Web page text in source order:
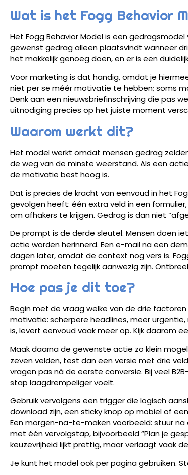
Wat is het Fogg Behavior
Het Fogg Behavior Model is een
gewenst gedrag alleen plaatsvindt wanneer
het makkelijk genoeg doen, en er is een
Voor marketing is dat handig, omdat je
niet per se méér motivatie te hebben; soms
Denk aan een nieuwsbriefinschrijving die pas
uitnodiging precies op het juiste moment
Waarom werkt dit?
Het model werkt omdat mensen gedrag
de weg van de minste weerstand. Als een
de motivatie best hoog is.
Dat is precies de kracht van eenvoud in het
gevolgen heeft: één extra veld in een
om afhakers te krijgen. Gedrag is dan niet
De prompt is de derde sleutel. Mensen doen
actie worden herinnerd. Een e-mail na een
dagen later, omdat de context nog vers is.
prompt moeten tegelijk aanwezig zijn.
Hoe pas je dit toe?
Begin met de vraag welke van de drie
motivatie: scherpere headlines, meer
is, levert eenvoud vaak meer op. Kijk daarom
Maak daarna de gewenste actie zo klein
zeven velden, test dan een versie met drie
vragen pas ná de eerste conversie. Bij veel
stap laagdrempeliger voelt.
Gebruik vervolgens een trigger die logisch
download zijn, een sticky knop op mobiel of
Een morgen-na-te-maken voorbeeld: stuur
met één vervolgstap, bijvoorbeeld “Plan je
keuzevrijheid lijkt prettig, maar verlaagt vaak
Je kunt het model ook per pagina gebruiken.